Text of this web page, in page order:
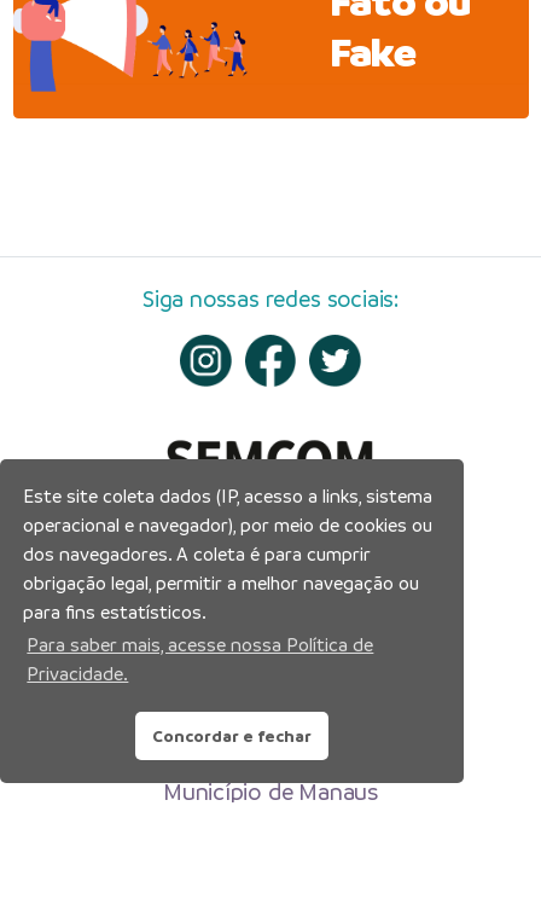
Fake
Siga nossas redes sociais:
Prefeitura Municipal de Manaus
Município de Manaus
Este site coleta dados (IP, acesso a links, sistema
operacional e navegador), por meio de cookies ou
dos navegadores. A coleta é para cumprir
obrigação legal, permitir a melhor navegação ou
para fins estatísticos.
Para saber mais, acesse nossa Política de
Privacidade.
Concordar e fechar